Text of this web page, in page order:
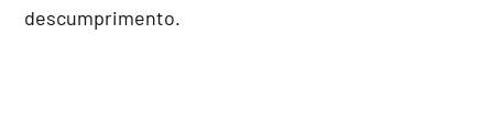
descumprimento.